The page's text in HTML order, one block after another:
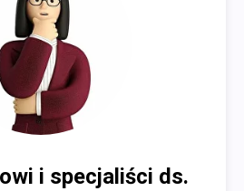
i specjaliści ds.